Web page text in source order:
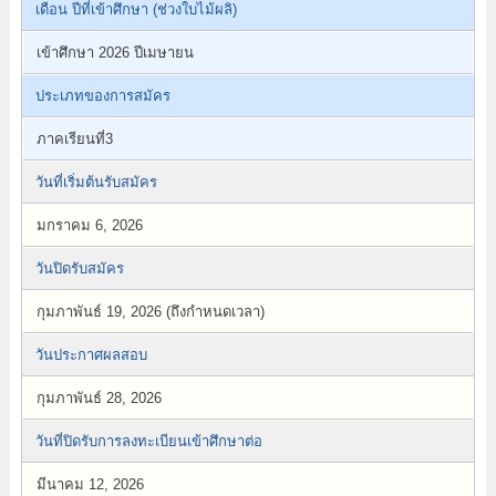
เดือน ปีที่เข้าศึกษา (ช่วงใบไม้ผลิ)
เข้าศึกษา 2026 ปีเมษายน
ประเภทของการสมัคร
ภาคเรียนที่3
วันที่เริ่มต้นรับสมัคร
มกราคม 6, 2026
วันปิดรับสมัคร
กุมภาพันธ์ 19, 2026 (ถึงกำหนดเวลา)
วันประกาศผลสอบ
กุมภาพันธ์ 28, 2026
วันที่ปิดรับการลงทะเบียนเข้าศึกษาต่อ
มีนาคม 12, 2026